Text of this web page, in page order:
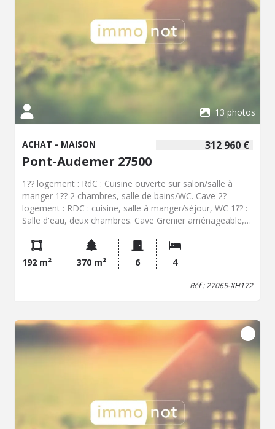
13 photos
312 960 €
ACHAT - MAISON
Pont-Audemer 27500
1?? logement : RdC : Cuisine ouverte sur salon/salle à
manger 1?? 2 chambres, salle de bains/WC. Cave 2?
logement : RDC : cuisine, salle à manger/séjour, WC 1?? :
Salle d'eau, deux chambres. Cave Grenier aménageable,
192 m² 370 m² 6 4
Réf : 27065-XH172